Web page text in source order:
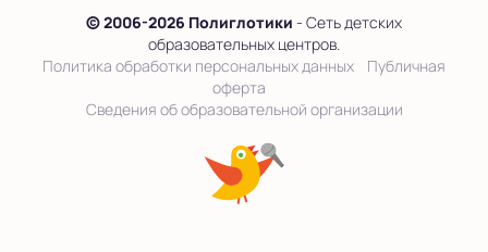
© 2006-2026 Полиглотики - Сеть детских
образовательных центров.
Политика обработки персональных данных
Публичная
оферта
Сведения об образовательной организации